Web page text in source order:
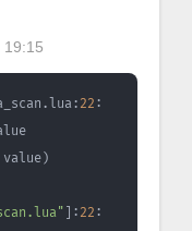
19:15
22 :
value)
]: 22